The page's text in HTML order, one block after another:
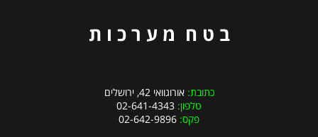
ב ט ח מ ע ר כ ו ת
כתובת:אורוגוואי 42, ירושלים
טלפון: 02-641-4343
פקס: